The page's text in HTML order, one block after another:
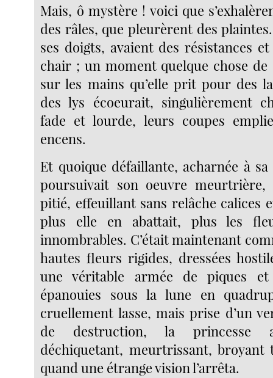
Mais, ô mystère ! voici que
des râles, que pleurèrent des
ses doigts, avaient des résistances
chair ; un moment quelque chose
sur les mains qu’elle prit pour des
des lys écoeurait, singulièrement
fade et lourde, leurs coupes
encens.
Et quoique défaillante, acharnée à
poursuivait son oeuvre meurtrière,
pitié, effeuillant sans relâche calices
plus elle en abattait, plus les
innombrables. C’était maintenant
hautes fleurs rigides, dressées
une véritable armée de piques et
épanouies sous la lune en
cruellement lasse, mais prise d’un
de destruction, la princesse
déchiquetant, meurtrissant, broyant
quand une étrange vision l’arrêta.